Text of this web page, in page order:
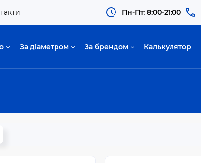
Пн-Пт: 8:00-21:00
За діаметром За брендом Калькулятор